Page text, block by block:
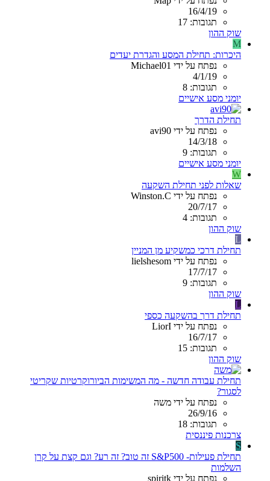
16/4/19
תגובות: 17
שוק ההון
M
היכרות: תחילת המסע והגדרת יעדים
נפתח על ידי Michael01
4/1/19
תגובות: 8
יומני מסע אישיים
תחילת הדרך
נפתח על ידי avi90
14/3/18
תגובות: 9
יומני מסע אישיים
W
שאלות לפני תחילת השקעה
נפתח על ידי Winston.C
20/7/17
תגובות: 4
שוק ההון
L
תחילת דרכי כמשקיע מן המניין
נפתח על ידי lielshesom
17/7/17
תגובות: 9
שוק ההון
L
תחילת דרך בהשקעה כספי
נפתח על ידי LiorI
16/7/17
תגובות: 15
שוק ההון
תחילת עבודה חדשה - מה המשימות הביורוקרטיות שקריטי
לסגור?
נפתח על ידי משה
26/9/16
תגובות: 18
צרכנות פיננסית
S
תחילת פעילות- S&P500 זה טוב? זה רע? וגם קצת על קרן
השלמות
נפתח על ידי spiritk